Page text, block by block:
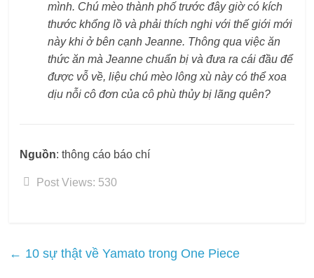
mình. Chú mèo thành phố trước đây giờ có kích
thước khổng lồ và phải thích nghi với thế giới mới
này khi ở bên cạnh Jeanne. Thông qua việc ăn
thức ăn mà Jeanne chuẩn bị và đưa ra cái đầu để
được vỗ về, liệu chú mèo lông xù này có thể xoa
dịu nỗi cô đơn của cô phù thủy bị lãng quên?
Nguồn: thông cáo báo chí
Post Views: 530
← 10 sự thật về Yamato trong One Piece